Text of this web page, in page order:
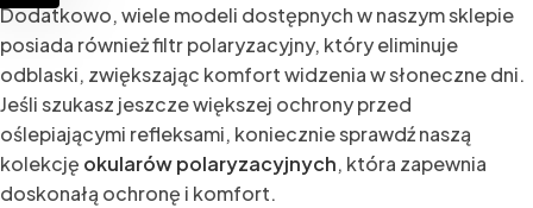
Dodatkowo, wiele modeli dostępnych w naszym sklepie
posiada również filtr polaryzacyjny, który eliminuje
odblaski, zwiększając komfort widzenia w słoneczne dni.
Jeśli szukasz jeszcze większej ochrony przed
oślepiającymi refleksami, koniecznie sprawdź naszą
kolekcję okularów polaryzacyjnych, która zapewnia
doskonałą ochronę i komfort.